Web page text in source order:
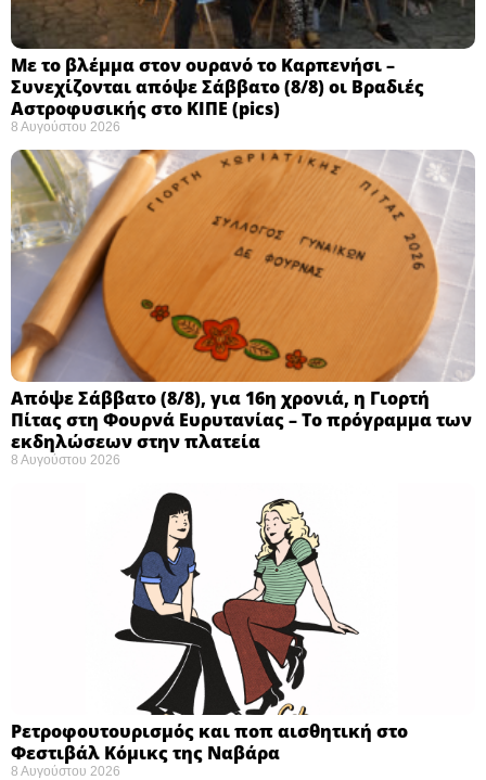
Με το βλέμμα στον ουρανό το Καρπενήσι –
Συνεχίζονται απόψε Σάββατο (8/8) οι Βραδιές
Αστροφυσικής στο ΚΙΠΕ (pics)
8 Αυγούστου 2026
Απόψε Σάββατο (8/8), για 16η χρονιά, η Γιορτή
Πίτας στη Φουρνά Ευρυτανίας – Το πρόγραμμα των
εκδηλώσεων στην πλατεία
8 Αυγούστου 2026
Ρετροφουτουρισμός και ποπ αισθητική στο
Φεστιβάλ Κόμικς της Ναβάρα ​
8 Αυγούστου 2026